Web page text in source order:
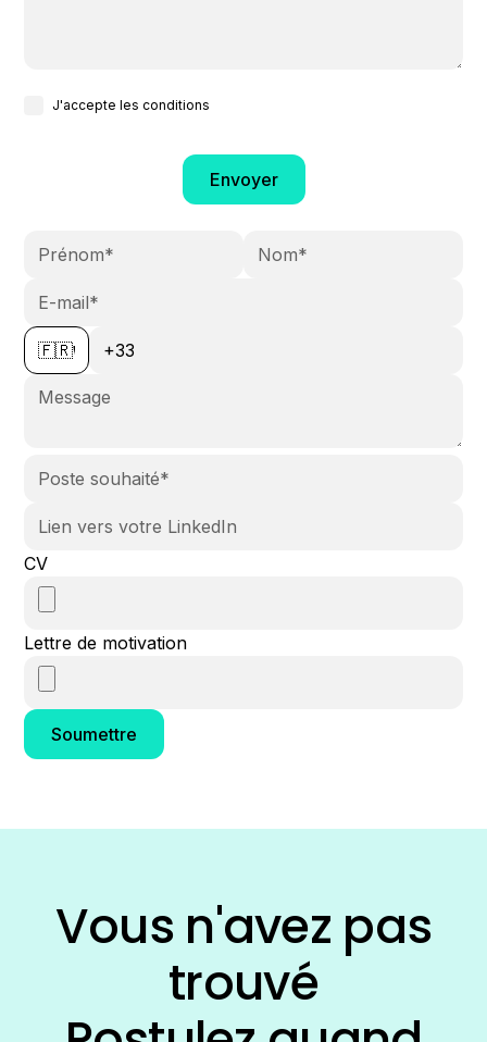
J'accepte les conditions
🇫🇷
CV
Lettre de motivation
Soumettre
Vous n'avez pas
trouvé